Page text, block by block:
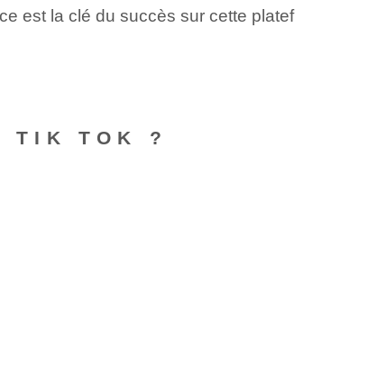
est la clé du succès sur cette platef
TIK TOK ?